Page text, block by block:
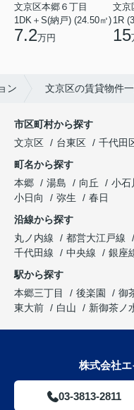
文京区本郷６丁目
1DK＋S(納戸) (24.50㎡)
7.2万円
文京
1R
15
ン 文京区の賃貸物件
市区町村から探す
文京区
台東区
千代田
町名から探す
本郷
湯島 向丘 小石
小日向
弥生
春日
沿線から探す
丸ノ内線
都営大江戸線
千代田線
中央線 銀座
駅から探す
本郷三丁目
後楽園 御
東大前
白山 新御茶ノ
株式会社
03-3813-2811